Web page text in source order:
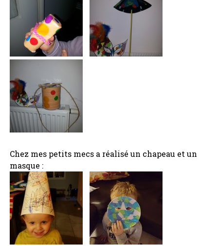
Chez mes petits mecs a réalisé un chapeau et un
masque :